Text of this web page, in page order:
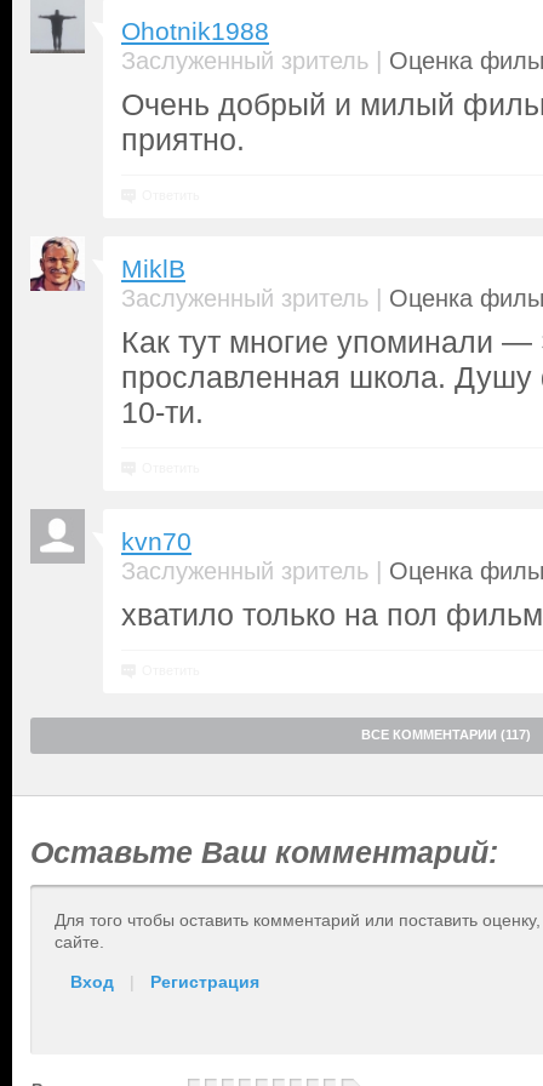
Ohotnik1988
Заслуженный зритель | Оценка
Очень добрый и милый
приятно.
MiklB
Заслуженный зритель | Оценка
Как тут многие упоминали
прославленная школа. Душу
10-ти.
kvn70
Заслуженный зритель | Оценка
хватило только на пол
ВСЕ КОММЕНТАРИИ (117)
Оставьте Ваш комментарий:
Для того чтобы оставить комментарий или поставить
сайте.
Вход | Регистрация